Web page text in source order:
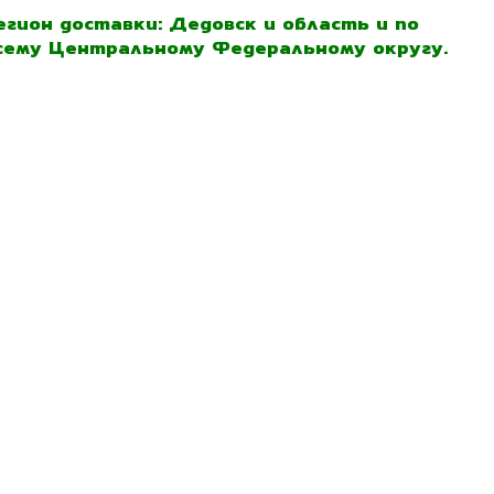
доставки: Дедовск и область и по
Центральному Федеральному округу.